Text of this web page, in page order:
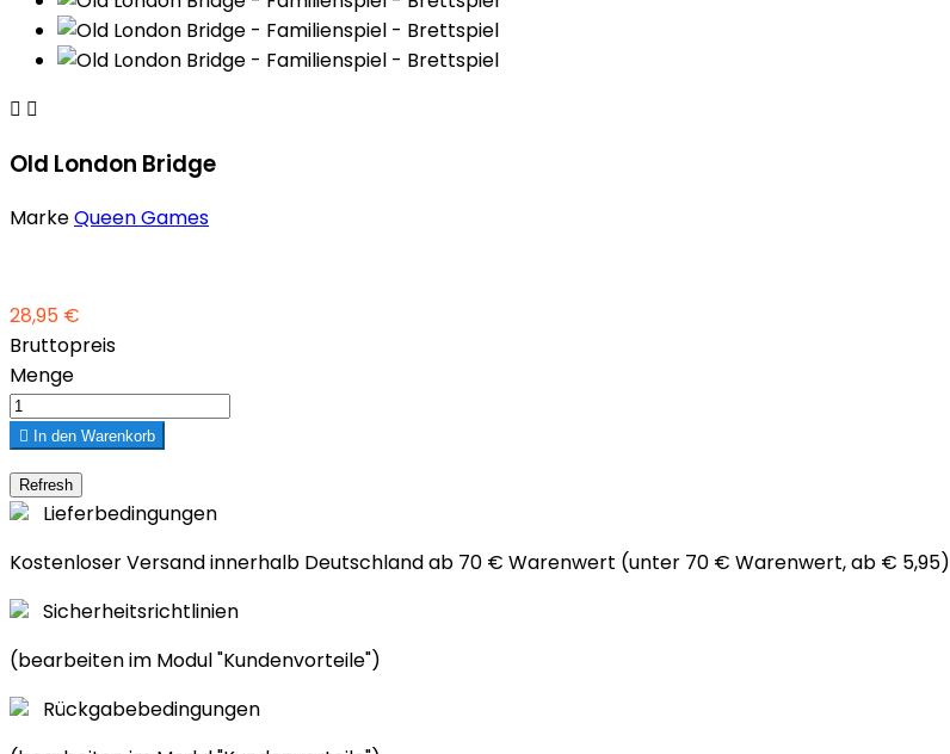
 
Old London Bridge
MarkeQueen Games
28,95 €
Bruttopreis
Menge
 In den Warenkorb
Lieferbedingungen
Kostenloser Versand innerhalb Deutschland ab 70 € Warenwert (unter 70 € Warenwert, ab € 5,95)
Sicherheitsrichtlinien
(bearbeiten im Modul "Kundenvorteile")
Rückgabebedingungen